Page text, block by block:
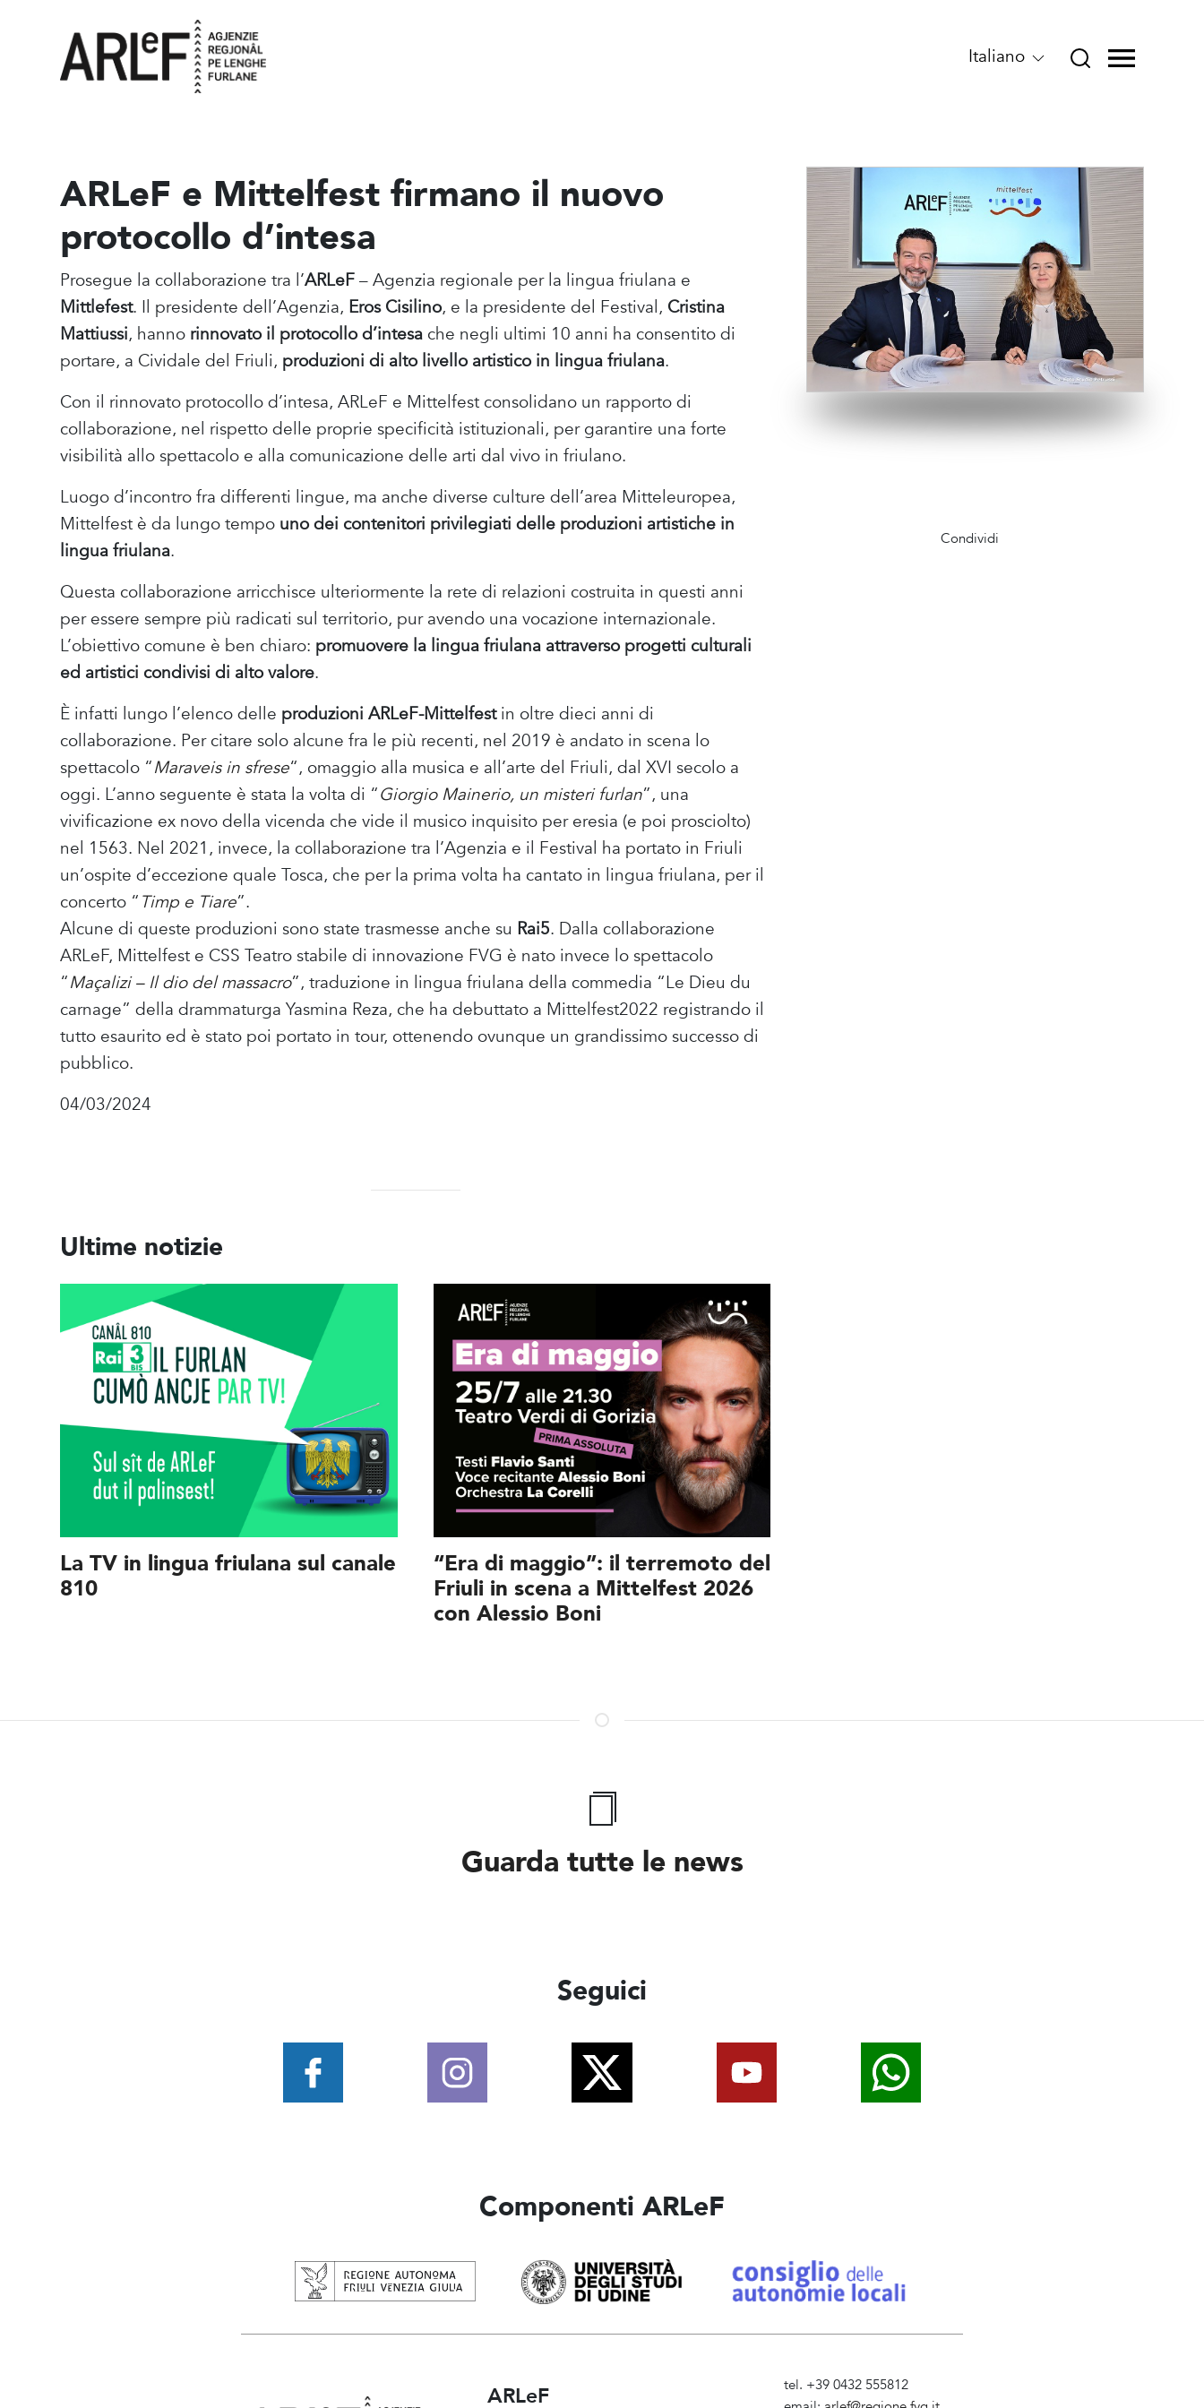
Italiano
ARLeF e Mittelfest firmano il nuovo
protocollo d’intesa
Prosegue la collaborazione tra l’ARLeF– Agenzia regionale per la lingua friulana e
Mittlefest. Il presidente dell’Agenzia, Eros Cisilino, e la presidente del Festival, Cristina
Mattiussi, hanno rinnovato il protocollo d’intesa che negli ultimi 10 anni ha consentito di
portare, a Cividale del Friuli, produzioni di alto livello artistico in lingua friulana.
Con il rinnovato protocollo d’intesa, ARLeF e Mittelfest consolidano un rapporto di
collaborazione, nel rispetto delle proprie specificità istituzionali, per garantire una forte
visibilità allo spettacolo e alla comunicazione delle arti dal vivo in friulano.
Luogo d’incontro fra differenti lingue, ma anche diverse culture dell’area Mitteleuropea,
Mittelfest è da lungo tempo uno dei contenitori privilegiati delle produzioni artistiche in
lingua friulana.
Questa collaborazione arricchisce ulteriormente la rete di relazioni costruita in questi anni
per essere sempre più radicati sul territorio, pur avendo una vocazione internazionale.
L’obiettivo comune è ben chiaro: promuovere la lingua friulana attraverso progetti culturali
ed artistici condivisi di alto valore.
È infatti lungo l’elenco delle produzioni ARLeF-Mittelfestin oltre dieci anni di
collaborazione. Per citare solo alcune fra le più recenti, nel 2019 è andato in scena lo
spettacolo “Maraveis in sfrese“, omaggio alla musica e all’arte del Friuli, dal XVI secolo a
oggi. L’anno seguente è stata la volta di “Giorgio Mainerio, un misteri furlan”, una
vivificazione ex novo della vicenda che vide il musico inquisito per eresia (e poi prosciolto)
nel 1563. Nel 2021, invece, la collaborazione tra l’Agenzia e il Festival ha portato in Friuli
un’ospite d’eccezione quale Tosca, che per la prima volta ha cantato in lingua friulana, per il
concerto “Timp e Tiare”.
Alcune di queste produzioni sono state trasmesse anche su Rai5. Dalla collaborazione
ARLeF, Mittelfest e CSS Teatro stabile di innovazione FVG è nato invece lo spettacolo
“Maçalizi – Il dio del massacro”, traduzione in lingua friulana della commedia “Le Dieu du
carnage” della drammaturga Yasmina Reza, che ha debuttato a Mittelfest2022 registrando il
tutto esaurito ed è stato poi portato in tour, ottenendo ovunque un grandissimo successo di
pubblico.
04/03/2024
Ultime notizie
La TV in lingua friulana sul canale
810
“Era di maggio”: il terremoto del
Friuli in scena a Mittelfest 2026
con Alessio Boni
Condividi
Guarda tutte le news
Seguici
Componenti ARLeF
ARLeF
tel. +39 0432 555812